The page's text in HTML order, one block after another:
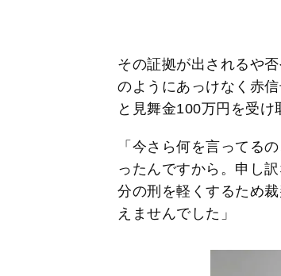
その証拠が出されるや
のようにあっけなく赤
と見舞金100万円を受け
「今さら何を言ってる
ったんですから。申し
分の刑を軽くするため
えませんでした」